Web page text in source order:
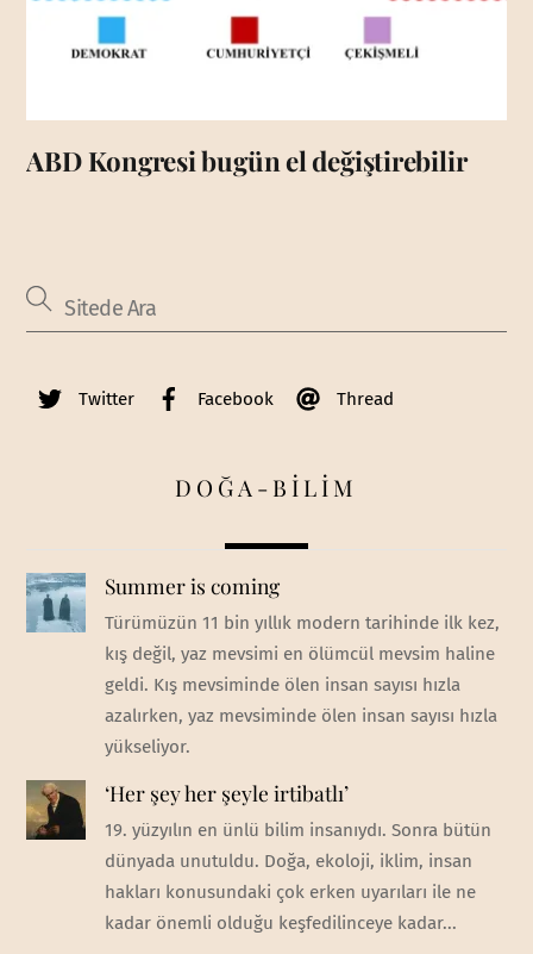
ABD Kongresi bugün el değiştirebilir
Twitter Facebook Thread
DOĞA-BİLİM
Summer is coming
Türümüzün 11 bin yıllık modern tarihinde ilk kez,
kış değil, yaz mevsimi en ölümcül mevsim haline
geldi. Kış mevsiminde ölen insan sayısı hızla
azalırken, yaz mevsiminde ölen insan sayısı hızla
yükseliyor.
‘Her şey her şeyle irtibatlı’
19. yüzyılın en ünlü bilim insanıydı. Sonra bütün
dünyada unutuldu. Doğa, ekoloji, iklim, insan
hakları konusundaki çok erken uyarıları ile ne
kadar önemli olduğu keşfedilinceye kadar...